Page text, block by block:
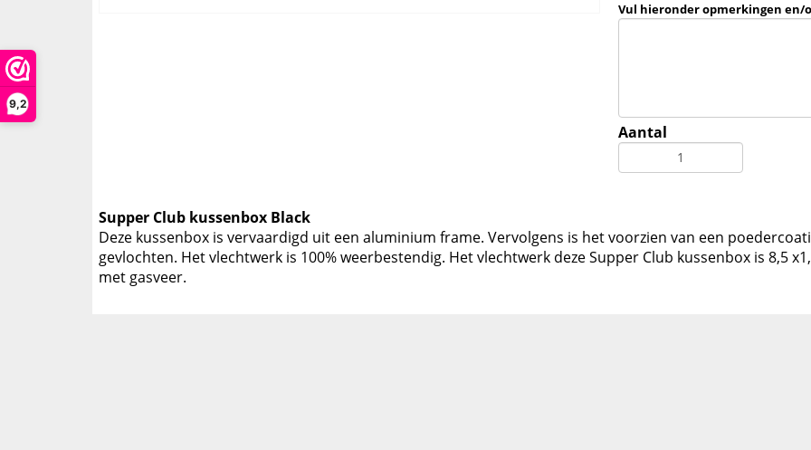
9,2
Vul hieronder opmerkingen en/
Aantal
Supper Club kussenbox Black
Deze kussenbox is vervaardigd uit een aluminium frame. Vervolgens is het voorzien van een
gevlochten. Het vlechtwerk is 100% weerbestendig. Het vlechtwerk deze Supper Club kussenbox is 8,5
met gasveer.